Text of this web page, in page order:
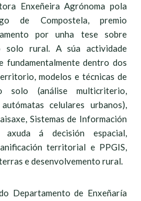
Enxeñeira Agrónoma pola
de Compostela, premio
por unha tese sobre
solo rural. A súa actividade
fundamentalmente dentro dos
modelos e técnicas de
solo (análise multicriterio,
celulares urbanos),
Sistemas de Información
axuda á decisión espacial,
territorial e PPGIS,
e desenvolvemento rural.
Departamento de Enxeñaría